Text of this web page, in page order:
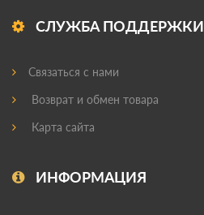
СЛУЖБА ПОДДЕРЖКИ
Связаться с нами
Возврат и обмен товара
Карта сайта
ИНФОРМАЦИЯ